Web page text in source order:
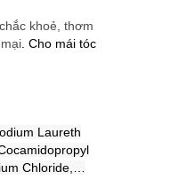
khoẻ, thơm
. Cho mái tóc
Laureth
Chloride,…